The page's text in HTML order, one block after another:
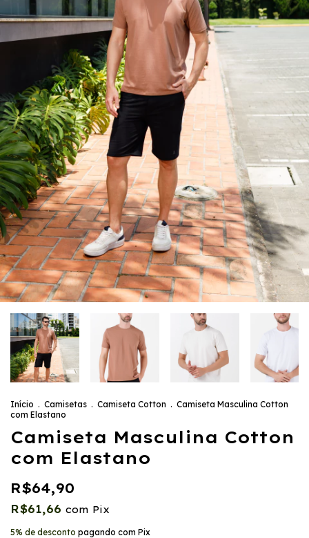
Início . Camisetas . Camiseta Cotton . Camiseta Masculina Cotton
com Elastano
Camiseta Masculina Cotton
com Elastano
R$64,90
R$61,66 com Pix
5% de desconto pagando com Pix